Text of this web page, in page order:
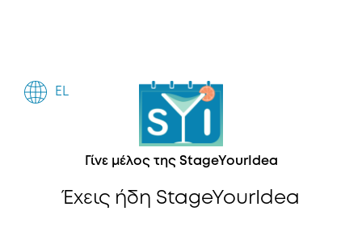
EL
Γίνε μέλος της StageYourIdea
Έχεις ήδη StageYourIdea